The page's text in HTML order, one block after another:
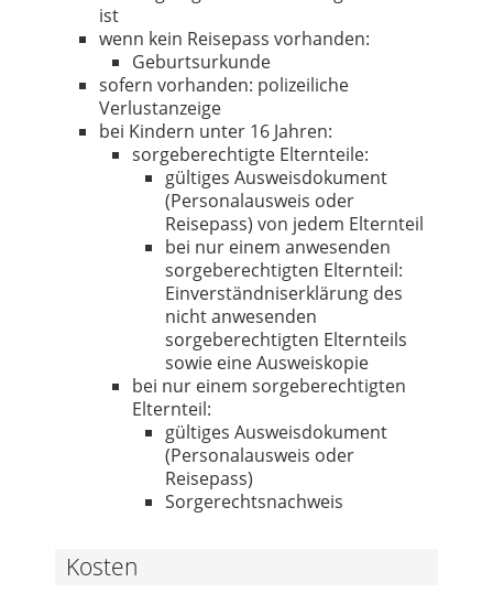
ist
wenn kein Reisepass vorhanden:
Geburtsurkunde
sofern vorhanden: polizeiliche
Verlustanzeige
bei Kindern unter 16 Jahren:
sorgeberechtigte Elternteile:
gültiges Ausweisdokument
(Personalausweis oder
Reisepass) von jedem Elternteil
bei nur einem anwesenden
sorgeberechtigten Elternteil:
Einverständniserklärung des
nicht anwesenden
sorgeberechtigten Elternteils
sowie eine Ausweiskopie
bei nur einem sorgeberechtigten
Elternteil:
gültiges Ausweisdokument
(Personalausweis oder
Reisepass)
Sorgerechtsnachweis
Kosten